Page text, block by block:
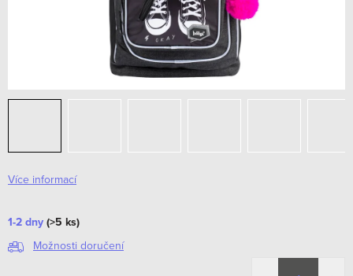
Více informací
1-2 dny (>5 ks)
Možnosti doručení